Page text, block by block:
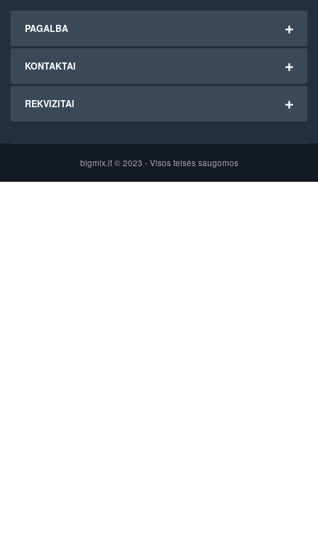
PAGALBA
KONTAKTAI
REKVIZITAI
bigmix.lt © 2023 - Visos teisės saugomos